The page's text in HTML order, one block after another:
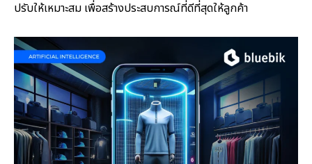
ปรับให้เหมาะสม เพื่อสร้างประสบการณ์ที่ดีที่สุดให้ลูกค้า